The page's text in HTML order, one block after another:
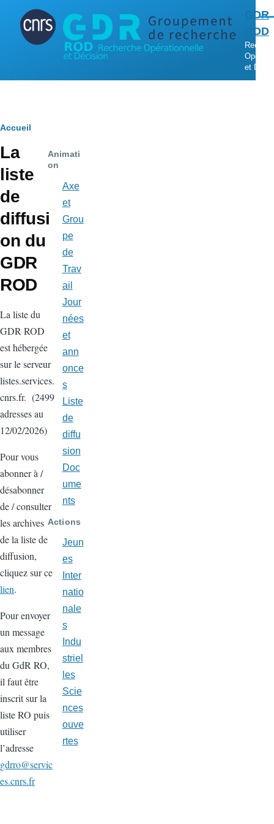
Aller au contenu principal
GDR
ROD
et
Fil
d'Ariane
Accueil
La
liste
de
diffusi
on du
GDR
ROD
La liste du
GDR ROD
est hébergée
sur le serveur
listes.services.
cnrs.fr. (2499
adresses au
12/02/2026)
Pour vous
abonner à /
désabonner
de / consulter
les archives
de la liste de
diffusion,
cliquez sur ce
lien.
Pour envoyer
un message
aux membres
du GdR RO,
il faut être
inscrit sur la
liste RO puis
utiliser
l’adresse
gdrro@servic
es.cnrs.fr
Animati
on
Axe
et
Grou
pe
de
Trav
ail
Jour
nées
et
ann
once
s
Liste
de
diffu
sion
Doc
ume
nts
Actions
Jeun
es
Inter
natio
nale
s
Indu
striel
les
Scie
nces
ouve
rtes